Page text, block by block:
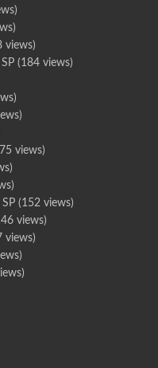
views)
(184 views)
views)
(152 views)
views)
views)